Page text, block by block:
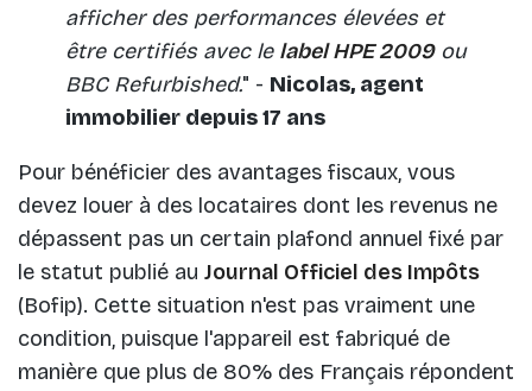
afficher des performances élevées et
être certifiés avec le label HPE 2009ou
BBC Refurbished." - Nicolas, agent
immobilier depuis 17 ans
Pour bénéficier des avantages fiscaux, vous
devez louer à des locataires dont les revenus ne
dépassent pas un certain plafond annuel fixé par
le statut publié au Journal Officiel des Impôts
(Bofip). Cette situation n'est pas vraiment une
condition, puisque l'appareil est fabriqué de
manière que plus de 80% des Français répondent